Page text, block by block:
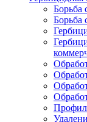
Борьба
Борьба